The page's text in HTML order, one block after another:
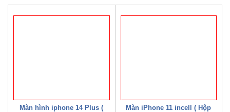
Màn hình iphone 14 Plus (
Màn iPhone 11 incell ( Hộp